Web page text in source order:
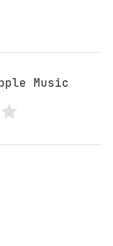
Music